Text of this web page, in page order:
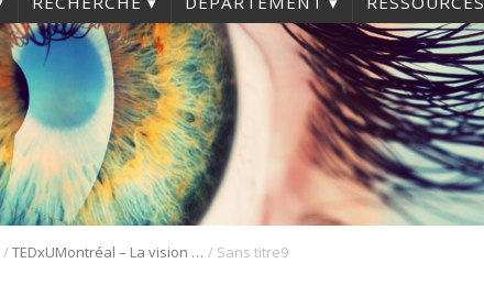
/ TEDxUMontréal – La vision sous toutes ses formes / Sans titre9